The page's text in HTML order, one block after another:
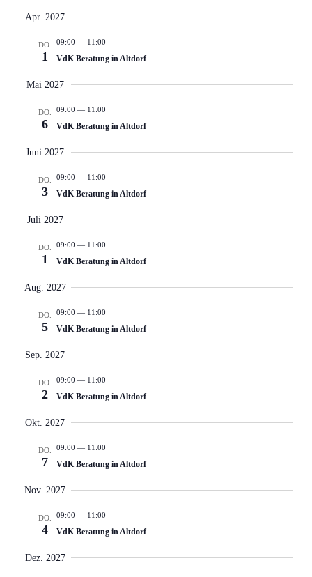
Apr. 2027
DO.
1
09:00 — 11:00
VdK Beratung in Altdorf
Mai 2027
DO.
6
09:00 — 11:00
VdK Beratung in Altdorf
Juni 2027
DO.
3
09:00 — 11:00
VdK Beratung in Altdorf
Juli 2027
DO.
1
09:00 — 11:00
VdK Beratung in Altdorf
Aug. 2027
DO.
5
09:00 — 11:00
VdK Beratung in Altdorf
Sep. 2027
DO.
2
09:00 — 11:00
VdK Beratung in Altdorf
Okt. 2027
DO.
7
09:00 — 11:00
VdK Beratung in Altdorf
Nov. 2027
DO.
4
09:00 — 11:00
VdK Beratung in Altdorf
Dez. 2027